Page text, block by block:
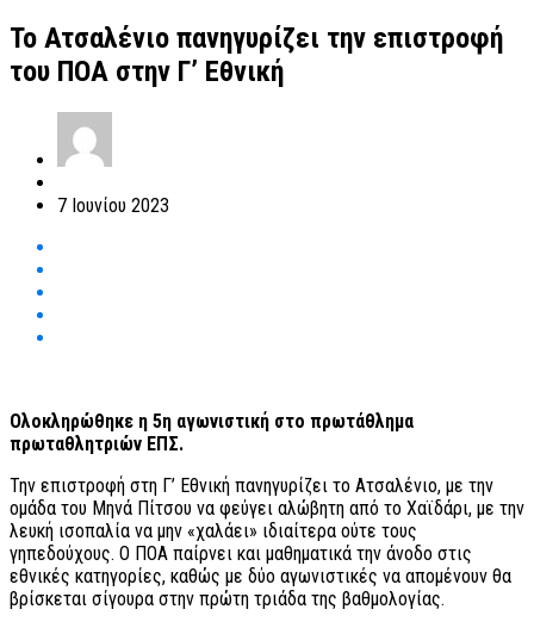
Το Ατσαλένιο πανηγυρίζει την επιστροφή
του ΠΟΑ στην Γ’ Εθνική
7 Ιουνίου 2023
Ολοκληρώθηκε η 5η αγωνιστική στο πρωτάθλημα
πρωταθλητριών ΕΠΣ.
Την επιστροφή στη Γ’ Εθνική πανηγυρίζει το Ατσαλένιο, με την
ομάδα του Μηνά Πίτσου να φεύγει αλώβητη από το Χαϊδάρι, με την
λευκή ισοπαλία να μην «χαλάει» ιδιαίτερα ούτε τους
γηπεδούχους. Ο ΠΟΑ παίρνει και μαθηματικά την άνοδο στις
εθνικές κατηγορίες, καθώς με δύο αγωνιστικές να απομένουν θα
βρίσκεται σίγουρα στην πρώτη τριάδα της βαθμολογίας.